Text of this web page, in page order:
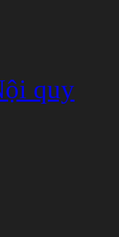
quy